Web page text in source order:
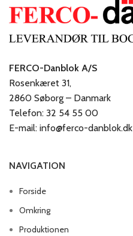
FERCO-Danblok A/S
Rosenkæret 31,
2860 Søborg – Danmark
Telefon: 32 54 55 00
E-mail: info@ferco-danblok.dk
NAVIGATION
Forside
Omkring
Produktionen